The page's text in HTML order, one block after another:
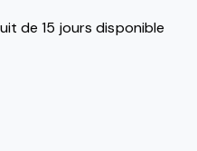
de 15 jours disponible